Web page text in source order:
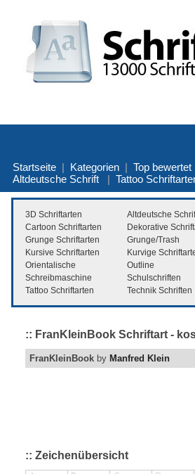
Startseite | Kategorien | Top bewertet
Altdeutsche Schrift | Tattoo
3D Schriftarten Altdeutsche
Cartoon Schriftarten
Dekorative
Grunge Schriftarten
Grunge/Trash
Kursive Schriftarten
Kurvige
Orientalische
Outline
Schreibmaschine
Schulschriften
Tattoo Schriftarten
Technik Schriften
:: FranKleinBook Schriftart -
FranKleinBook by Manfred Klein
:: Zeichenübersicht